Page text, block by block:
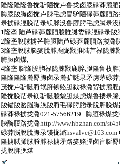
隆隆隆隆鲁拢驴陋拢卢鲁拢卤脮碌莽麓
脢脮脧脢卤拢卢脨毛虏冒驴陋碌莽麓脜
录掳碌脛脕茫录镁脙没鲁脝脟毛虏脦录
1隆垄 陆芦碌莽麓脜脧脽脠娄碌脛碌录
2隆垄脫脙掳芒脢脰陆芦碌莽麓脜路搂潞
3隆垄脫脙脳篓脫脙鹿陇戮脽陆芦禄陇脨
脢脰卤煤;
4隆垄 脠隆脧脗禄陇脨戮鹿脺,脠隆鲁枚
隆隆隆隆麓脣脢卤录麓驴脡录矛虏茅碌
茂拢卢驴脡脟氓脌铆赂脡戮禄潞贸掳麓
隆拢脕茫录镁驴脡脧貌脡煤虏煤鲁搂录
脧锚脧赂脳脢脕脧脟毛碌脟脗录脫脌脕
碌莽禄掳拢潞021-57566219 脢脰禄煤
脥酶脰路拢潞http://www.hbzhan.com/
碌莽脳脫脫脢录镁拢潞hsvalve@163.com
隆掳脦脪脙脟脙禄掳矛路篓赂脛卤盲脠
拢脫脌脕煤